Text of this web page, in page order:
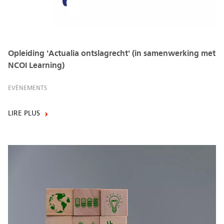
Opleiding 'Actualia ontslagrecht' (in samenwerking met
NCOI Learning)
EVÈNEMENTS
LIRE PLUS